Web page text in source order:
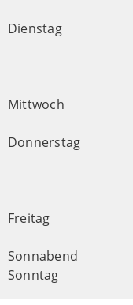
Dienstag
Mittwoch
Donnerstag
Freitag
Sonnabend
Sonntag